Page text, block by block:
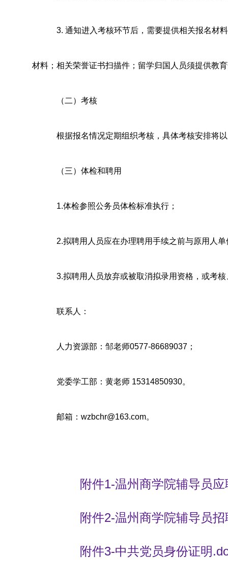
3. 通知进入考核环节后，需要提供相关报名材
材料；相关荣誉证书扫描件；留学归国人员须提供教
（二）考核
根据报名情况定期组织考核，具体考核安排将
（三）体检和聘用
1.体检参照公务员体检标准执行；
2.拟聘用人员应在办理聘用手续之前与原用人
3.拟聘用人员放弃或被取消拟录用资格，或考
联系人：
人力资源部：邹老师0577-86689037；
党委学工部：黄老师 15314850930。
邮箱：wzbchr@163.com。
附件1-温州商学院辅导员
附件2-温州商学院辅导员
附件3-中共党员身份证明